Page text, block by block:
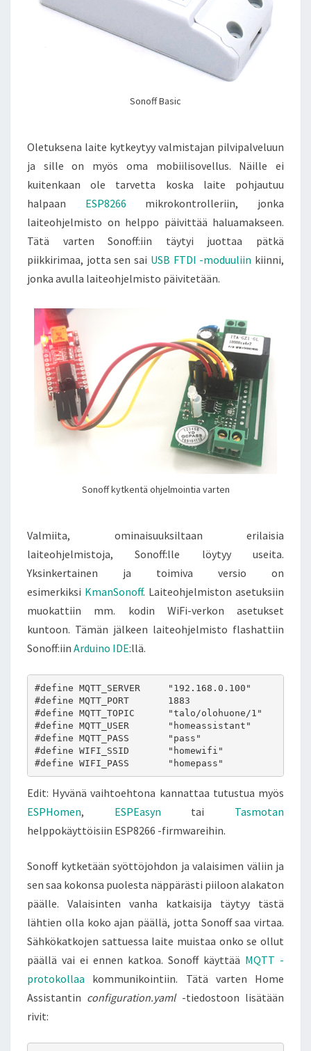
Sonoff Basic
Oletuksena laite kytkeytyy valmistajan pilvipalveluun
ja sille on myös oma mobiilisovellus. Näille ei
kuitenkaan ole tarvetta koska laite pohjautuu
halpaan ESP8266 mikrokontrolleriin, jonka
laiteohjelmisto on helppo päivittää haluamakseen.
Tätä varten Sonoff:iin täytyi juottaa pätkä
piikkirimaa, jotta sen sai USB FTDI -moduuliin kiinni,
jonka avulla laiteohjelmisto päivitetään.
Sonoff kytkentä ohjelmointia varten
Valmiita, ominaisuuksiltaan erilaisia
laiteohjelmistoja, Sonoff:lle löytyy useita.
Yksinkertainen ja toimiva versio on
esimerkiksi KmanSonoff. Laiteohjelmiston asetuksiin
muokattiin mm. kodin WiFi-verkon asetukset
kuntoon. Tämän jälkeen laiteohjelmisto flashattiin
Sonoff:iin Arduino IDE:llä.
#define MQTT_SERVER     "192.168.0.100"
#define MQTT_PORT       1883                   //
#define MQTT_TOPIC      "talo/olohuone/1"
#define MQTT_USER       "homeassistant"        //
#define MQTT_PASS       "pass"                 //
#define WIFI_SSID       "homewifi"
#define WIFI_PASS       "homepass"             //
Edit: Hyvänä vaihtoehtona kannattaa tutustua myös
ESPHomen, ESPEasyn tai Tasmotan
helppokäyttöisiin ESP8266 -firmwareihin.
Sonoff kytketään syöttöjohdon ja valaisimen väliin ja
sen saa kokonsa puolesta näppärästi piiloon alakaton
päälle. Valaisinten vanha katkaisija täytyy tästä
lähtien olla koko ajan päällä, jotta Sonoff saa virtaa.
Sähkökatkojen sattuessa laite muistaa onko se ollut
päällä vai ei ennen katkoa. Sonoff käyttää MQTT -
protokollaa kommunikointiin. Tätä varten Home
Assistantin configuration.yaml-tiedostoon lisätään
rivit: